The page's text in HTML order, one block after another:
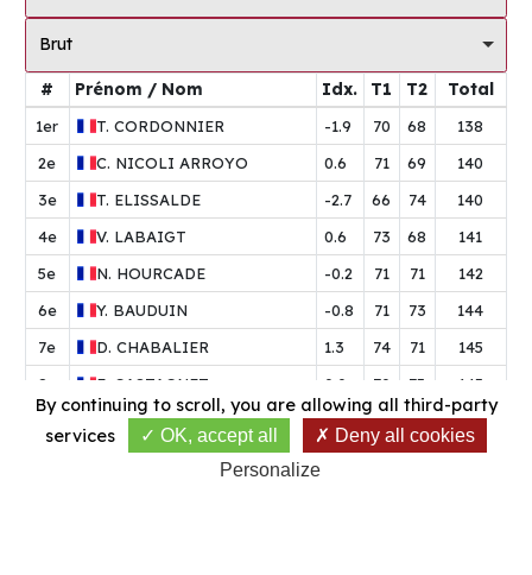
Brut
# Prénom / Nom Idx. T1 T2 Total
1er T. CORDONNIER -1.9 70 68
138
2e
C. NICOLI ARROYO 0.6 71 69
140
3e
T. ELISSALDE -2.7 66 74
140
4e
V. LABAIGT 0.6 73 68
141
5e
N. HOURCADE -0.2 71 71
142
6e
Y. BAUDUIN -0.8 71 73
144
7e
D. CHABALIER 1.3 74 71
145
8e
E. CASTAGNET 0.0 70 75
145
9e
RAPICAULT -0.4 73 74
147
CAZABAT 3.6 71 76
147
By continuing to scroll, you are allowing all third-party
services
OK, accept all
Deny all cookies
Personalize